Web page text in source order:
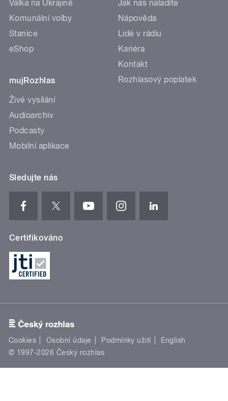
Válka na Ukrajině
Komunální volby
Stanice
eShop
mujRozhlas
Živé vysílání
Audioarchiv
Podcasty
Mobilní aplikace
Jak nás naladíte
Nápověda
Lidé v rádiu
Kariéra
Kontakt
Rozhlasový poplatek
Sledujte nás
Certifikováno
Cookies Osobní údaje Podmínky užití
English
© 1997-2026 Český rozhlas